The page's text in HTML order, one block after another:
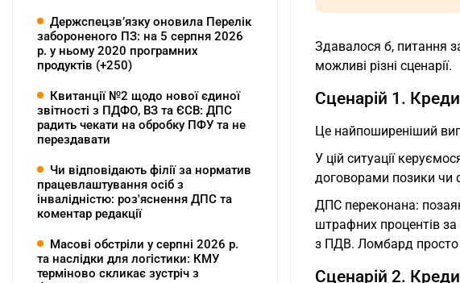
Держспецзв’язку оновила Перелік
забороненого ПЗ: на 5 серпня 2026
р. у ньому 2020 програмних
продуктів (+250)
Квитанції №2 щодо нової єдиної
звітності з ПДФО, ВЗ та ЄСВ: ДПС
радить чекати на обробку ПФУ та не
перездавати
Чи відповідають філії за норматив
працевлаштування осіб з
інвалідністю: роз'яснення ДПС та
коментар редакції
Масові обстріли у серпні 2026 р.
та наслідки для логістики: КМУ
терміново скликає зустріч з
Здавалося б, питання
можливі різні сценарії.
Сценарій 1.
Це найпоширеніший
У цій ситуації
договорами позики чи
ДПС переконана:
штрафних процентів
з ПДВ. Ломбард просто
Сценарій 2.